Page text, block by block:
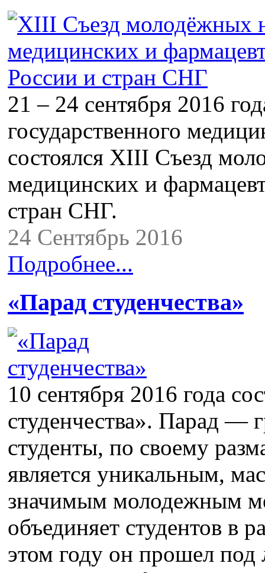
21 – 24 сентября 2016
государственного
состоялся XIII Съезд
медицинских и
стран СНГ.
24 Сентябрь 2016
Подробнее...
«Парад студенчества»
10 сентября 2016 года
студенчества». Парад —
студенты, по своему
является уникальным,
значимым молодежным
объединяет студентов в
этом году он прошел